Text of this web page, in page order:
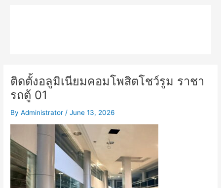
ติดตั้งอลูมิเนียมคอมโพสิตโชว์รูม ราชา
รถตู้ 01
ByAdministrator /June 13, 2026